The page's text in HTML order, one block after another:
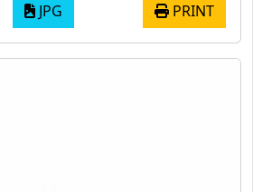
JPG PRINT